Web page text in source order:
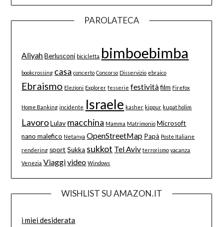
PAROLATECA
Aliyah Berlusconi bicicletta bimboebimba
bookcrossing casa concerto Concorso Disservizio ebraico
Ebraismo Elezioni Explorer fesserie festività film Firefox
Home Banking incidente Israele kasher kippur kupat holim
Lavoro Lulav macchina Mamma Matrimonio Microsoft
nano malefico Netanya OpenStreetMap Papà Poste Italiane
rendering sport Sukka sukkot Tel Aviv terrorismo vacanza
Venezia Viaggivideo Windows
WISHLIST SU AMAZON.IT
i miei desiderata